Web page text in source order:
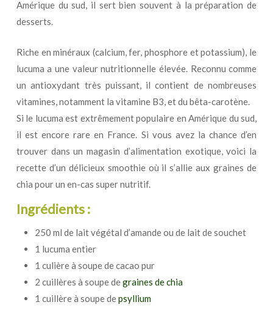
Amérique du sud, il sert bien souvent à la préparation de
desserts.
Riche en minéraux (calcium, fer, phosphore et potassium), le
lucuma a une valeur nutritionnelle élevée. Reconnu comme
un antioxydant très puissant, il contient de nombreuses
vitamines, notamment la vitamine B3, et du bêta-carotène.
Si le lucuma est extrêmement populaire en Amérique du sud,
il est encore rare en France. Si vous avez la chance d’en
trouver dans un magasin d’alimentation exotique, voici la
recette d’un délicieux smoothie où il s’allie aux graines de
chia pour un en-cas super nutritif.
Ingrédients :
250 ml de lait végétal d’amande ou de lait de souchet
1 lucuma entier
1 culière à soupe de cacao pur
2 cuillères à soupe degraines de chia
1 cuillère à soupe depsyllium